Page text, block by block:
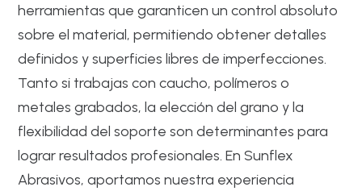
herramientas que garanticen un control absoluto
sobre el material, permitiendo obtener detalles
definidos y superficies libres de imperfecciones.
Tanto si trabajas con caucho, polímeros o
metales grabados, la elección del grano y la
flexibilidad del soporte son determinantes para
lograr resultados profesionales. En Sunflex
Abrasivos, aportamos nuestra experiencia